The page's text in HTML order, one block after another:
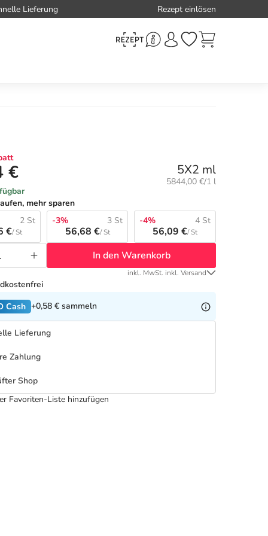
Lieferung Rezept einlösen
€ 5X2 ml
Grundpreis:
5844,00 €/1 l
mehr sparen
2 St
€/ St
-3% 3 St
56,68 €/ St
-4% 4 St
56,09 €/ St
In den Warenkorb
inkl. MwSt. inkl. Versand
Cash +0,58 € sammeln
Lieferung
Zahlung
Shop
Favoriten-Liste hinzufügen